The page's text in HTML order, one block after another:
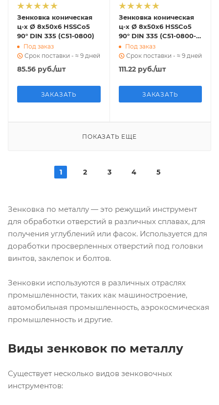
Зенковка коническая
ц-х Ø 8х50х6 HSSCo5
90° DIN 335 (C51-0800)
Под заказ
Срок поставки - ≈ 9 дней
85.56 руб./шт
ЗАКАЗАТЬ
Зенковка коническая
ц-х Ø 8х50х6 HSSCo5
90° DIN 335 (C51-0800-
TiN)Под заказ
Срок поставки - ≈ 9 дней
111.22руб./шт
ЗАКАЗАТЬ
ПОКАЗАТЬ ЕЩЕ
1 2 3 4 5
Зенковка по металлу — это режущий инструмент
для обработки отверстий в различных сплавах, для
получения углублений или фасок. Используется для
доработки просверленных отверстий под головки
винтов, заклепок и болтов.
Зенковки используются в различных отраслях
промышленности, таких как машиностроение,
автомобильная промышленность, аэрокосмическая
промышленность и другие.
Виды зенковок по металлу
Существует несколько видов зенковочных
инструментов: